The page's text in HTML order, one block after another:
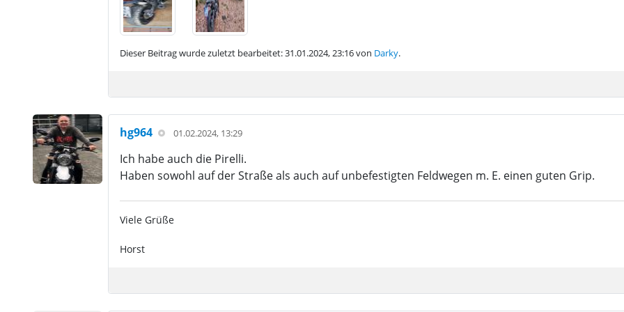
Dieser Beitrag wurde zuletzt bearbeitet: 31.01.2024, 23:16 von Darky.
hg964 01.02.2024, 13:29
Ich habe auch die Pirelli.
Haben sowohl auf der Straße als auch auf unbefestigten Feldwegen m. E. einen guten Grip.
Viele Grüße
Horst